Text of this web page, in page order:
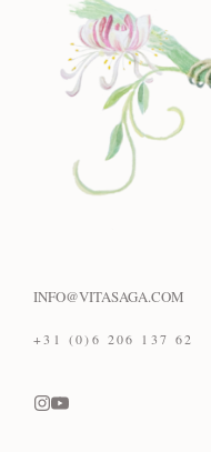
INFO@VITASAGA.COM
+31 (0)6 206 137 62